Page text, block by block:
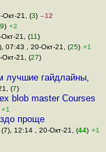
Окт-21, (3) –12
9) +2
21, (11)
07:43 , 20-Окт-21, (25) +1
21, (27)
лучшие гайдлайны,
(7)
blob master Courses
+1
проще
(7), 12:14 , 20-Окт-21, (44) +1